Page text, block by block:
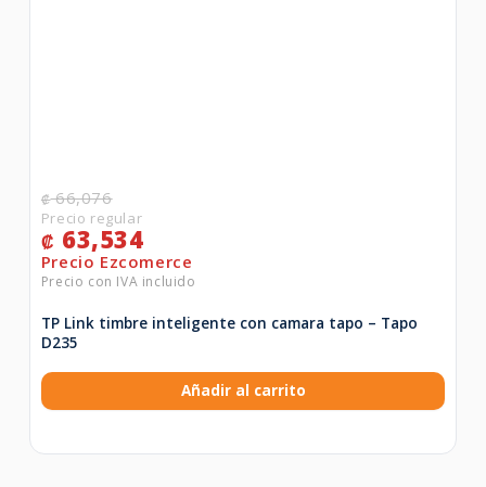
₡66,076
₡ 63,534
TP Link timbre inteligente con camara tapo – Tapo
D235
Añadir al carrito